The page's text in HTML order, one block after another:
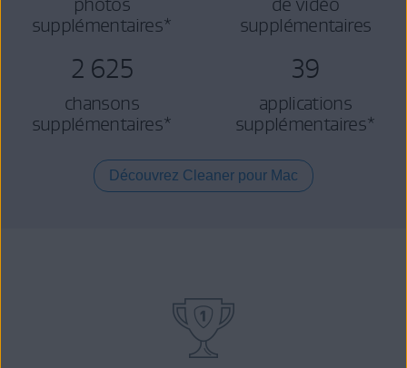
supplémentaires*
supplémentaires
2 625
chansons
supplémentaires*
39
applications
supplémentaires*
Découvrez Cleaner pour Mac